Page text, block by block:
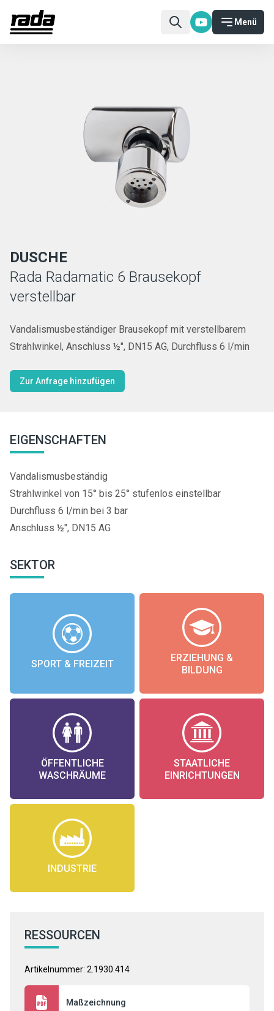
Menü
DUSCHE
Rada Radamatic 6 Brausekopf
verstellbar
Vandalismusbeständiger Brausekopf mit verstellbarem
Strahlwinkel, Anschluss ½", DN15 AG, Durchfluss 6 l/min
Zur Anfrage hinzufügen
EIGENSCHAFTEN
Vandalismusbeständig
Strahlwinkel von 15° bis 25° stufenlos einstellbar
Durchfluss 6 l/min bei 3 bar
Anschluss ½", DN15 AG
SEKTOR
SPORT & FREIZEIT
ERZIEHUNG &
BILDUNG
ÖFFENTLICHE
WASCHRÄUME
STAATLICHE
EINRICHTUNGEN
INDUSTRIE
RESSOURCEN
Artikelnummer: 2.1930.414
Maßzeichnung